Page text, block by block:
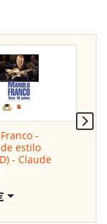
-
estilo
- Claude